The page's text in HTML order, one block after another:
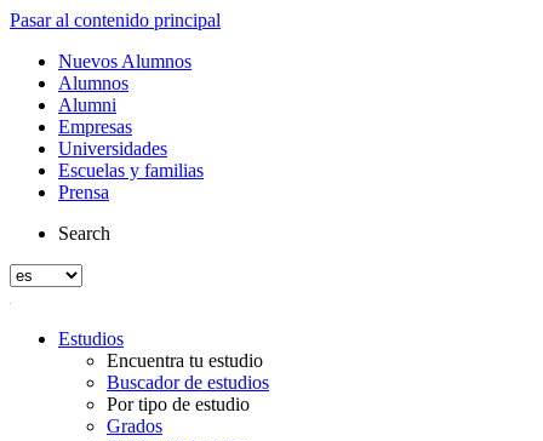
Pasar al contenido principal
Nuevos Alumnos
Alumnos
Alumni
Empresas
Universidades
Escuelas y familias
Prensa
Search
Estudios
Encuentra tu estudio
Buscador de estudios
Por tipo de estudio
Grados